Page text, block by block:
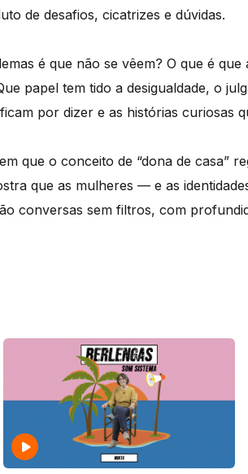
de desafios, cicatrizes e dúvidas.
é que não se vêem? O que é
papel tem tido a desigualdade, o
por dizer e as histórias curiosas
que o conceito de “dona de casa”
que as mulheres — e as
conversas sem filtros, com